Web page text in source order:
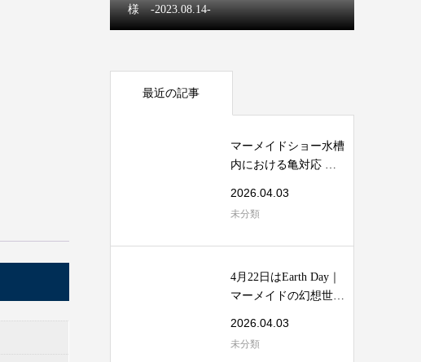
様 -2023.08.14-
最近の記事
マーメイドショー水槽
内における亀対応 安
2026.04.03
未分類
4月22日はEarth Day｜
マーメイドの幻想世界
2026.04.03
未分類